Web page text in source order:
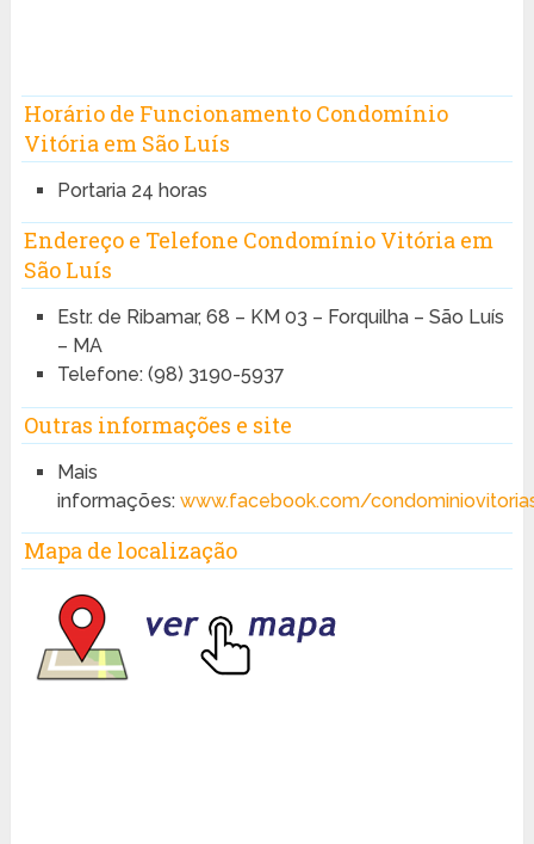
Horário de Funcionamento Condomínio
Vitória em São Luís
Portaria 24 horas
Endereço e Telefone Condomínio Vitória em
São Luís
Estr. de Ribamar, 68 – KM 03 – Forquilha – São Luís
– MA
Telefone: (98) 3190-5937
Outras informações e site
Mais
informações: www.facebook.com/
Mapa de localização